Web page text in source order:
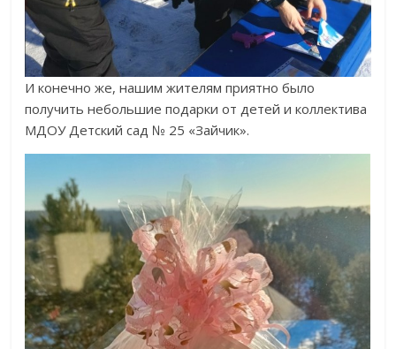
И конечно же, нашим жителям приятно было
получить небольшие подарки от детей и коллектива
МДОУ Детский сад № 25 «Зайчик».